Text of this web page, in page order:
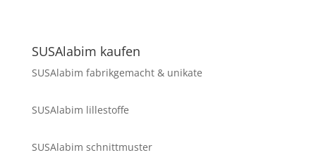
SUSAlabim kaufen
SUSAlabim fabrikgemacht & unikate
SUSAlabim lillestoffe
SUSAlabim schnittmuster